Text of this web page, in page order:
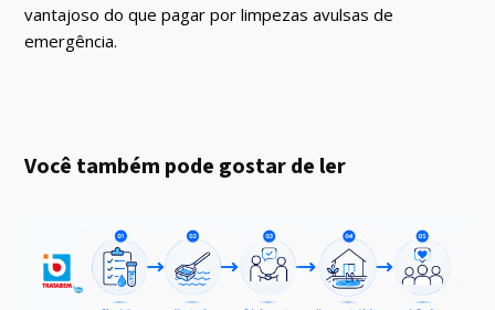
vantajoso do que pagar por limpezas avulsas de
emergência.
Você também pode gostar de ler